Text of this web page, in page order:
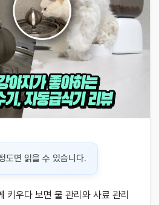
도면 읽을 수 있습니다.
키우다 보면 물 관리와 사료 관리